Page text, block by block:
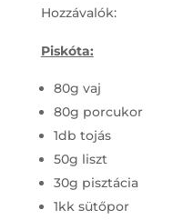
Hozzávalók:
Piskóta:
80g vaj
80g porcukor
1db tojás
50g liszt
30g pisztácia
1kk sütőpor